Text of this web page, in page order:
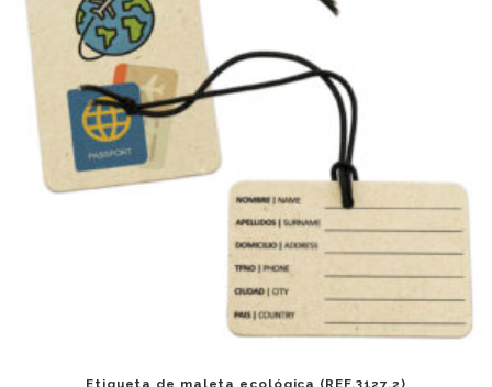
Etiqueta de maleta con dos bolsillos y goma (REF.
REF. 3113.2 Etiqueta de maleta con dos bolsillos y